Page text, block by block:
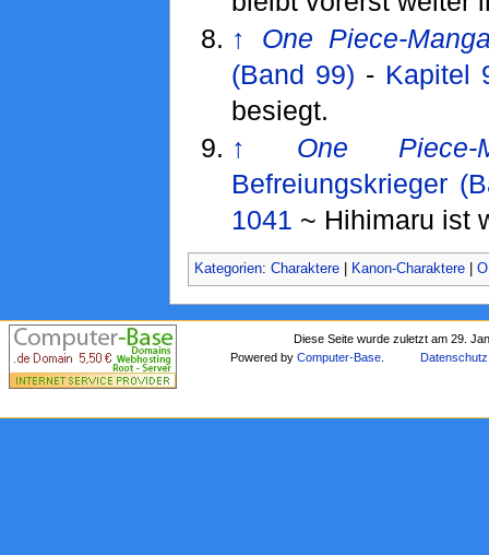
↑
One Piece-
(Band 99) - Kapitel
besiegt.
↑
One Piece-
Befreiungskrieger
1041 ~ Hihimaru ist
Kategorien: Charaktere| Kanon-Charaktere|
Diese Seite wurde zuletzt am 29.
Powered byComputer-Base Datenschutz